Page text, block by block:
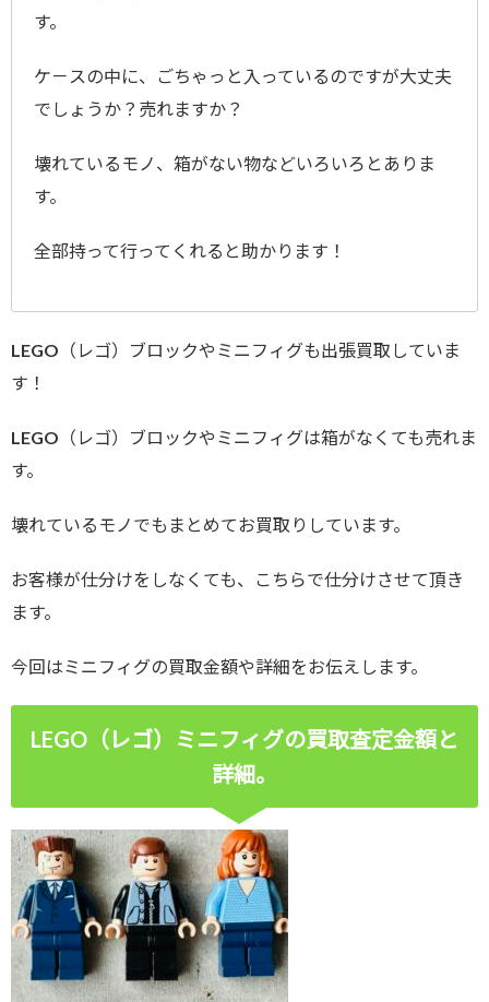
す。
ケ－スの中に、ごちゃっと入っているのですが大丈夫
でしょうか？売れますか？
壊れているモノ、箱がない物などいろいろとありま
す。
全部持って行ってくれると助かります！
LEGO（レゴ）ブロックやミニフィグも出張買取していま
す！
LEGO（レゴ）ブロックやミニフィグは箱がなくても売れま
す。
壊れているモノでもまとめてお買取りしています。
お客様が仕分けをしなくても、こちらで仕分けさせて頂き
ます。
今回はミニフィグの買取金額や詳細をお伝えします。
LEGO（レゴ）ミニフィグの買取査定金額と
詳細。